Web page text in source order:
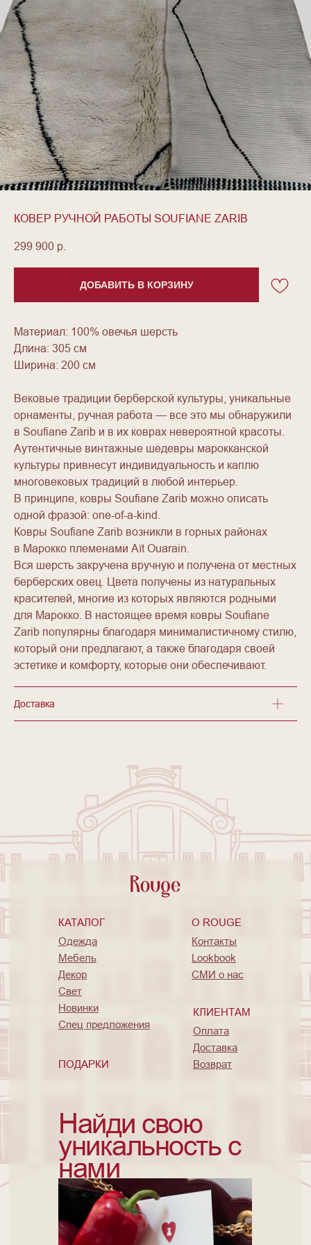
КОВЕР РУЧНОЙ РАБОТЫ SOUFIANE ZARIB
299 900 р.
ДОБАВИТЬ В КОРЗИНУ
Материал: 100% овечья шерсть
Длина: 305 см
Ширина: 200 см
Вековые традиции берберской культуры, уникальные
орнаменты, ручная работа — все это мы обнаружили
в Soufiane Zarib и в их коврах невероятной красоты.
Аутентичные винтажные шедевры марокканской
культуры привнесут индивидуальность и каплю
многовековых традиций в любой интерьер.
В принципе, ковры Soufiane Zarib можно описать
одной фразой: one-of-a-kind.
Ковры Soufiane Zarib возникли в горных районах
в Марокко племенами Aït Ouarain.
Вся шерсть закручена вручную и получена от местных
берберских овец. Цвета получены из натуральных
красителей, многие из которых являются родными
для Марокко. В настоящее время ковры Soufiane
Zarib популярны благодаря минималистичному стилю,
который они предлагают, а также благодаря своей
эстетике и комфорту, которые они обеспечивают.
Доставка
КАТАЛОГ
ПОДАРКИ
O ROUGE
КЛИЕНТАМ
Одежда
Мебель
Декор
Свет
Новинки
Спец предложения
Контакты
Lookbook
СМИ о нас
Оплата
Доставка
Возврат
Найди свою
уникальность с
нами